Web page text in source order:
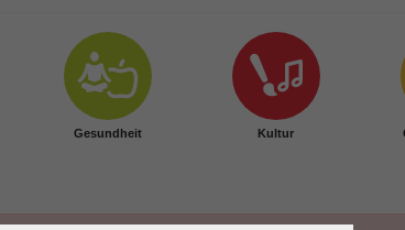
Gesundheit Kultur